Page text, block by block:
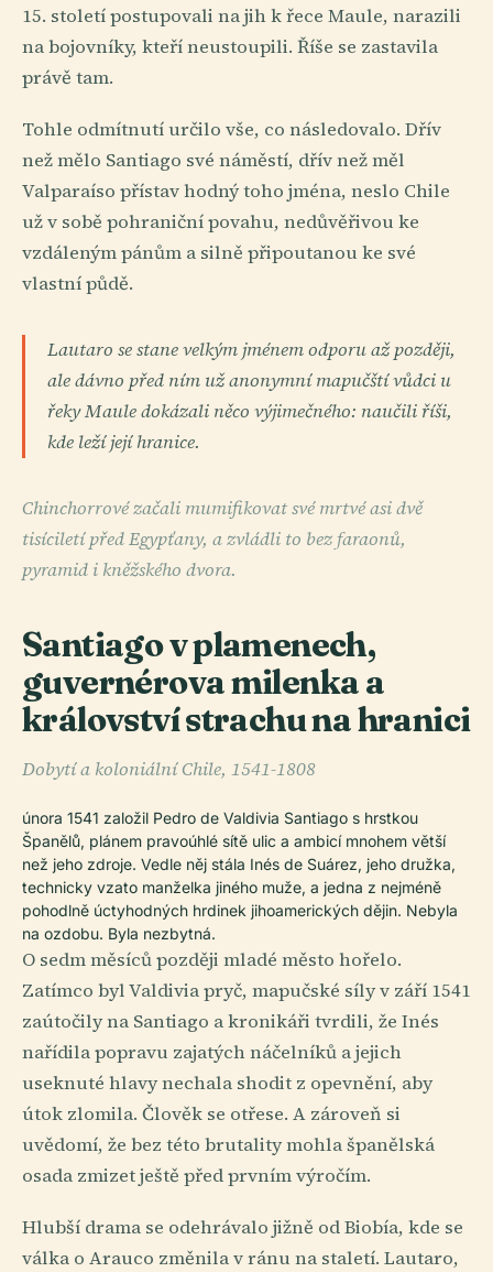
15. století postupovali na jih k řece Maule, narazili
na bojovníky, kteří neustoupili. Říše se zastavila
právě tam.
Tohle odmítnutí určilo vše, co následovalo. Dřív
než mělo Santiago své náměstí, dřív než měl
Valparaíso přístav hodný toho jména, neslo Chile
už v sobě pohraniční povahu, nedůvěřivou ke
vzdáleným pánům a silně připoutanou ke své
vlastní půdě.
Lautaro se stane velkým jménem odporu až později,
ale dávno před ním už anonymní mapučští vůdci u
řeky Maule dokázali něco výjimečného: naučili říši,
kde leží její hranice.
Chinchorrové začali mumifikovat své mrtvé asi dvě
tisíciletí před Egypťany, a zvládli to bez faraonů,
pyramid i kněžského dvora.
Santiago v plamenech,
guvernérova milenka a
království strachu na hranici
Dobytí a koloniální Chile, 1541-1808
února 1541 založil Pedro de Valdivia Santiago s hrstkou
Španělů, plánem pravoúhlé sítě ulic a ambicí mnohem větší
než jeho zdroje. Vedle něj stála Inés de Suárez, jeho družka,
technicky vzato manželka jiného muže, a jedna z nejméně
pohodlně úctyhodných hrdinek jihoamerických dějin. Nebyla
na ozdobu. Byla nezbytná.
O sedm měsíců později mladé město hořelo.
Zatímco byl Valdivia pryč, mapučské síly v září 1541
zaútočily na Santiago a kronikáři tvrdili, že Inés
nařídila popravu zajatých náčelníků a jejich
useknuté hlavy nechala shodit z opevnění, aby
útok zlomila. Člověk se otřese. A zároveň si
uvědomí, že bez této brutality mohla španělská
osada zmizet ještě před prvním výročím.
Hlubší drama se odehrávalo jižně od Biobía, kde se
válka o Arauco změnila v ránu na staletí. Lautaro,